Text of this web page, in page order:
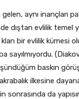
gelen, aynı inançları
dıştan evlilik temel
klan bir evlilik kümesi
sayılmıyordu.
baskın
ilkesine
sonrasında da